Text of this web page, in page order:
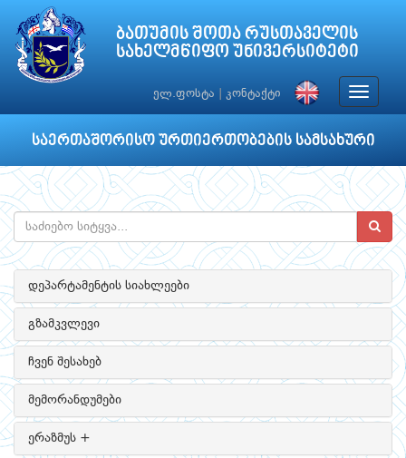
ბათუმის შოთა რუსთაველის
სახელმწიფო უნივერსიტეტი
ელ.ფოსტა კონტაქტი
Toggle
საერთაშორისო ურთიერთობების სამსახური
დეპარტამენტის სიახლეები
გზამკვლევი
ჩვენ შესახებ
მემორანდუმები
ერაზმუს +